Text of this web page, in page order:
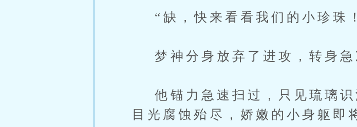
“缺，快来看看我们的小珍珠
梦神分身放弃了进攻，转身急
他锚力急速扫过，只见琉璃识
目光腐蚀殆尽，娇嫩的小身躯即